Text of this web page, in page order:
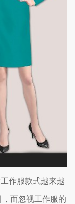
作服款式越来越
而忽视工作服的